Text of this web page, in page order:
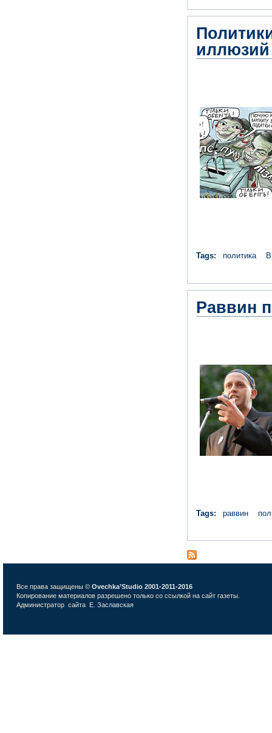
иллюзий
Tags: политика
Раввин
Tags: раввин
Все права защищены © Ovechka’Studio 2001-2011-2016
Копирование материалов разрешено только со ссылкой на сайт газеты.
Администратор сайта Е. Заславская